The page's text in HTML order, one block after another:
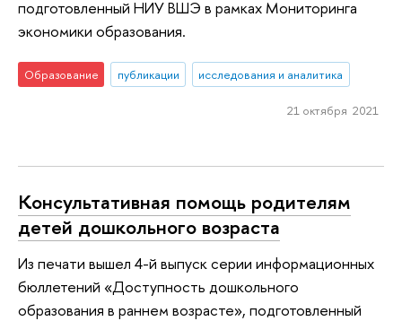
подготовленный НИУ ВШЭ в рамках Мониторинга
экономики образования.
Образование публикации исследования и аналитика
21 октября 2021
Консультативная помощь родителям
детей дошкольного возраста
Из печати вышел 4-й выпуск серии информационных
бюллетений «Доступность дошкольного
образования в раннем возрасте», подготовленный